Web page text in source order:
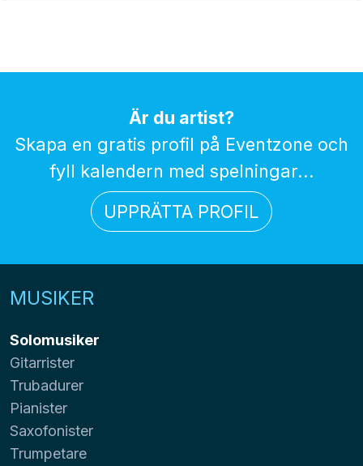
Är du artist?
Skapa en gratis profil på Eventzone och
fyll kalendern med spelningar...
UPPRÄTTA PROFIL
MUSIKER
Solomusiker
Gitarrister
Trubadurer
Pianister
Saxofonister
Trumpetare